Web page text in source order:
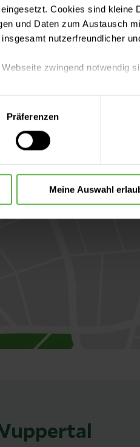
Cookies sind kleine
und Daten zum Austausch
nutzerfreundlicher
zwingend notwendig
den notwendigen Cookies
durch Auswahl von „Alle
können Sie jederzeit ändern
Präferenzen
Meine Auswahl